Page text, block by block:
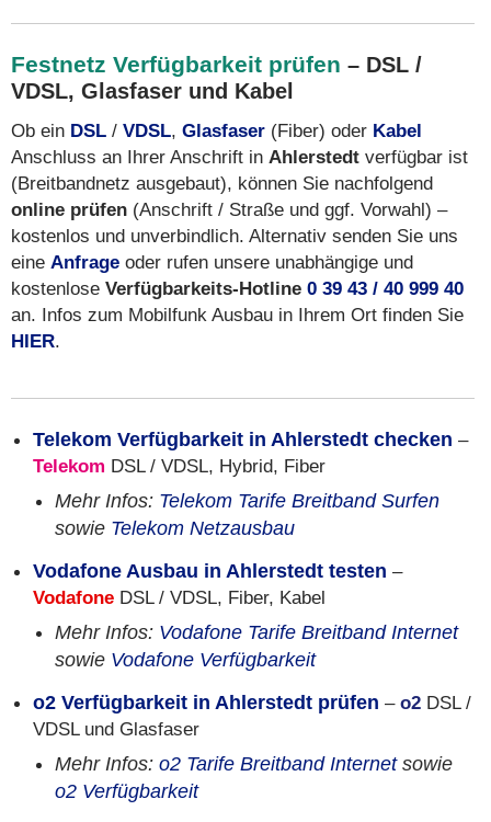
Festnetz Verfügbarkeit prüfen – DSL /
VDSL, Glasfaser und Kabel
Ob ein DSL / VDSL, Glasfaser (Fiber) oder Kabel
Anschluss an Ihrer Anschrift in Ahlerstedt verfügbar ist
(Breitbandnetz ausgebaut), können Sie nachfolgend
online prüfen (Anschrift / Straße und ggf. Vorwahl) –
kostenlos und unverbindlich. Alternativ senden Sie uns
eine Anfrage oder rufen unsere unabhängige und
kostenlose Verfügbarkeits-Hotline 0 39 43 / 40 999 40
an. Infos zum Mobilfunk Ausbau in Ihrem Ort finden Sie
HIER.
Telekom Verfügbarkeit in Ahlerstedt checken –
Telekom DSL / VDSL, Hybrid, Fiber
Mehr Infos: Telekom Tarife Breitband Surfen
sowie Telekom Netzausbau
Vodafone Ausbau in Ahlerstedt testen –
Vodafone DSL / VDSL, Fiber, Kabel
Mehr Infos: Vodafone Tarife Breitband Internet
sowie Vodafone Verfügbarkeit
o2 Verfügbarkeit in Ahlerstedt prüfen – o2 DSL /
VDSL und Glasfaser
Mehr Infos: o2 Tarife Breitband Internetsowie
o2 Verfügbarkeit